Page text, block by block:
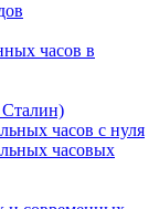
часов в
часов с нуля
часовых